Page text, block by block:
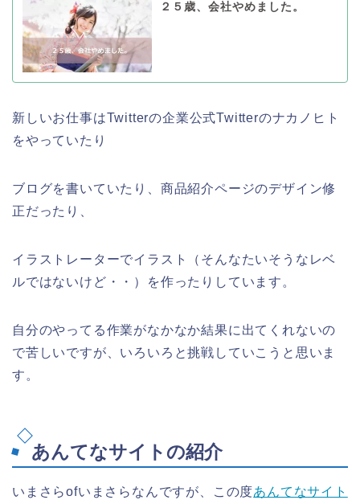
２５歳、会社やめました。
新しいお仕事はTwitterの企業公式Twitterのナカノヒト
をやっていたり
ブログを書いていたり、商品紹介ページのデザイン修
正だったり、
イラストレーターでイラスト（そんなたいそうなレベ
ルではないけど・・）を作ったりしています。
自分のやってる作業がなかなか結果に出てくれないの
で苦しいですが、いろいろと挑戦していこうと思いま
す。
あんてなサイトの紹介
いまさらofいまさらなんですが、この度あんてなサイト